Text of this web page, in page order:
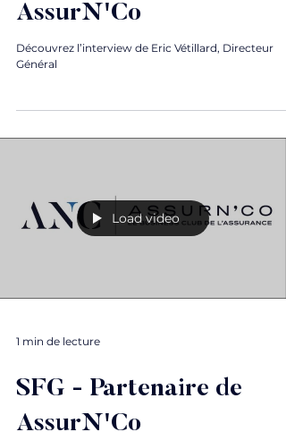
AssurN'Co
Découvrez l’interview de Eric Vétillard, Directeur
Général
Load video
1 min de lecture
SFG - Partenaire de
AssurN'Co